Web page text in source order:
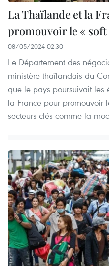
La Thaïlande et la
promouvoir le « soft
08/05/2024 02:30
Le Département des
ministère thaïlandais du
que le pays poursuivait les
la France pour promouvoir
secteurs clés comme la